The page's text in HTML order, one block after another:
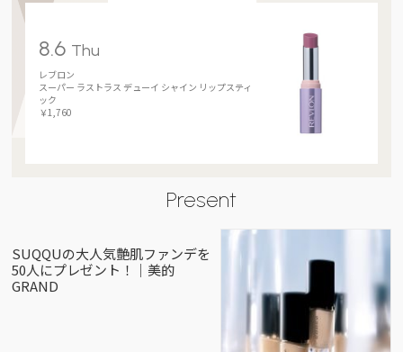
8.6 Thu
レブロン
スーパー ラストラス デューイ シャイン リップスティ
ック
￥1,760
Present
SUQQUの大人気艶肌ファンデを
50人にプレゼント！｜美的
GRAND